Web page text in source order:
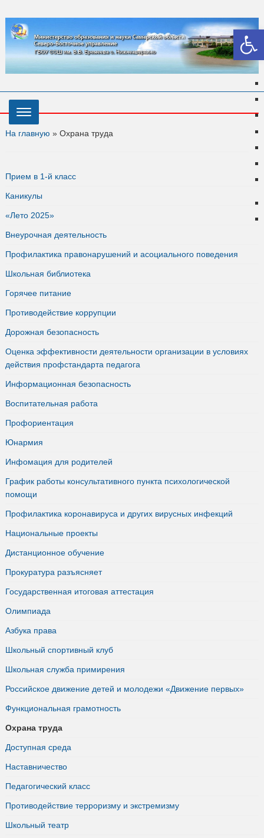
На главную » Охрана труда
Прием в 1-й класс
Каникулы
«Лето 2025»
Внеурочная деятельность
Профилактика правонарушений и асоциального поведения
Школьная библиотека
Горячее питание
Противодействие коррупции
Дорожная безопасность
Оценка эффективности деятельности организации в условиях
действия профстандарта педагога
Информационная безопасность
Воспитательная работа
Профориентация
Юнармия
Инфомация для родителей
График работы консультативного пункта психологической
помощи
Профилактика коронавируса и других вирусных инфекций
Национальные проекты
Дистанционное обучение
Прокуратура разъясняет
Государственная итоговая аттестация
Олимпиада
Азбука права
Школьный спортивный клуб
Школьная служба примирения
Российское движение детей и молодежи «Движение первых»
Функциональная грамотность
Охрана труда
Доступная среда
Наставничество
Педагогический класс
Противодействие терроризму и экстремизму
Школьный театр